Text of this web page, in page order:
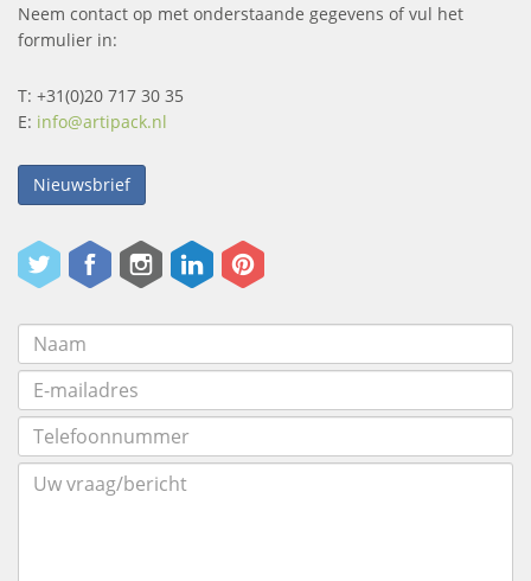
Neem contact op met onderstaande gegevens of vul het
formulier in:
T: +31(0)20 717 30 35
E: info@artipack.nl
Nieuwsbrief